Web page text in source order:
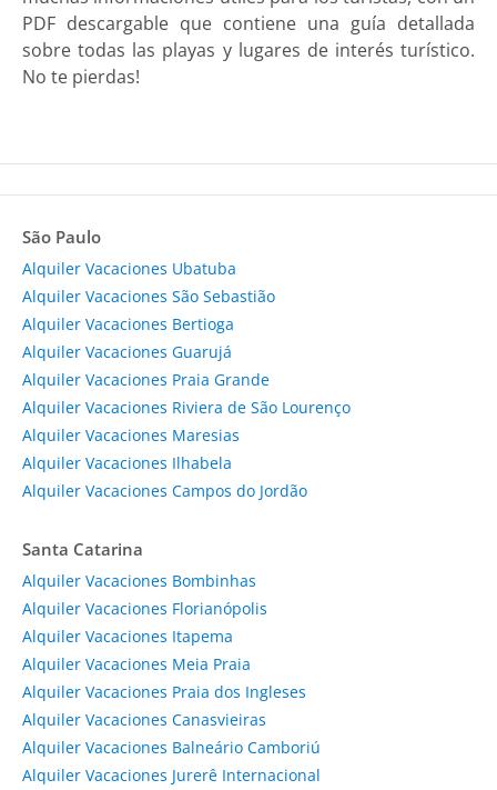
PDF descargable que contiene una guía detallada
sobre todas las playas y lugares de interés turístico.
No te pierdas!
São Paulo
Alquiler Vacaciones Ubatuba
Alquiler Vacaciones São Sebastião
Alquiler Vacaciones Bertioga
Alquiler Vacaciones Guarujá
Alquiler Vacaciones Praia Grande
Alquiler Vacaciones Riviera de São Lourenço
Alquiler Vacaciones Maresias
Alquiler Vacaciones Ilhabela
Alquiler Vacaciones Campos do Jordão
Santa Catarina
Alquiler Vacaciones Bombinhas
Alquiler Vacaciones Florianópolis
Alquiler Vacaciones Itapema
Alquiler Vacaciones Meia Praia
Alquiler Vacaciones Praia dos Ingleses
Alquiler Vacaciones Canasvieiras
Alquiler Vacaciones Balneário Camboriú
Alquiler Vacaciones Jurerê Internacional